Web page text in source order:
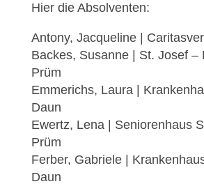
Hier die Absolventen:
Antony, Jacqueline |
Backes, Susanne | St. Josef –
Prüm
Emmerichs, Laura |
Daun
Ewertz, Lena | Seniorenhaus
Prüm
Ferber, Gabriele |
Daun